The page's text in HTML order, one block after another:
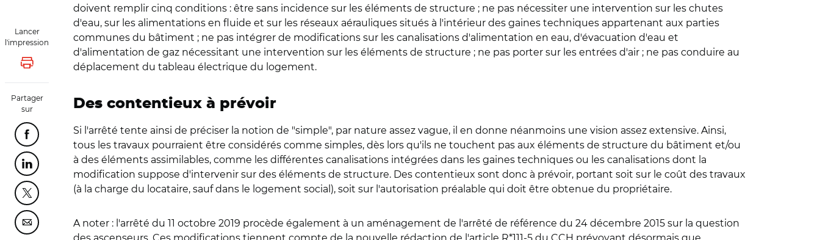
Lancer
l'impression
Lancer l'impression
Partager
sur
Partager cette page sur Facebook
Partager cette page sur Linkedin
Partager cette page sur Twitter
Partager cette page sur Courriel
doivent remplir cinq conditions : être sans incidence sur les éléments de structure ; ne pas nécessiter une intervention sur les chutes
d'eau, sur les alimentations en fluide et sur les réseaux aérauliques situés à l'intérieur des gaines techniques appartenant aux parties
communes du bâtiment ; ne pas intégrer de modifications sur les canalisations d'alimentation en eau, d'évacuation d'eau et
d'alimentation de gaz nécessitant une intervention sur les éléments de structure ; ne pas porter sur les entrées d'air ; ne pas conduire au
déplacement du tableau électrique du logement.
Des contentieux à prévoir
Si l'arrêté tente ainsi de préciser la notion de "simple", par nature assez vague, il en donne néanmoins une vision assez extensive. Ainsi,
tous les travaux pourraient être considérés comme simples, dès lors qu'ils ne touchent pas aux éléments de structure du bâtiment et/ou
à des éléments assimilables, comme les différentes canalisations intégrées dans les gaines techniques ou les canalisations dont la
modification suppose d'intervenir sur des éléments de structure. Des contentieux sont donc à prévoir, portant soit sur le coût des travaux
(à la charge du locataire, sauf dans le logement social), soit sur l'autorisation préalable qui doit être obtenue du propriétaire.
A noter : l'arrêté du 11 octobre 2019 procède également à un aménagement de l'arrêté de référence du 24 décembre 2015 sur la question